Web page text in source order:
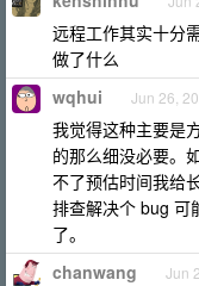
远程工作其实十分
做了什么
wqhui Jun 26,
我觉得这种主要是
的那么细没必要。
不了预估时间我给
排查解决个 bug 可
了。
chanwang Jun